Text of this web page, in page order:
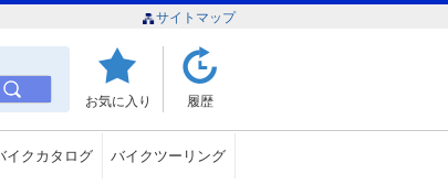
サイトマップ
お気に入り 履歴
イクカタログ バイクツーリング